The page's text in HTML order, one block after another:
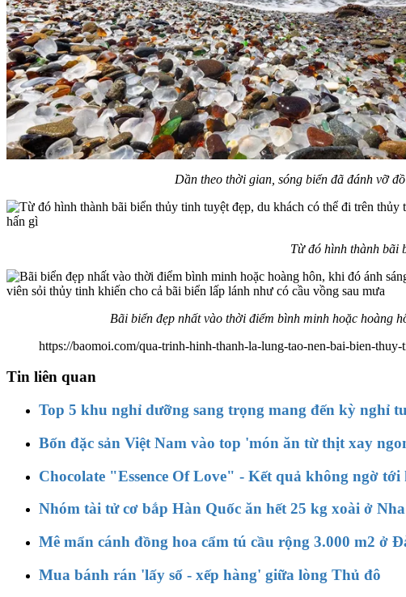
Dần theo thời gian, sóng biển đã đánh vỡ
Từ đó hình thành bãi
Bãi biển đẹp nhất vào thời điểm bình minh hoặc hoàng
https://baomoi.com/qua-trinh-hinh-thanh-la-lung-tao-nen-bai-bien-
Tin liên quan
Top 5 khu nghỉ dưỡng sang trọng mang đến kỳ nghỉ
Bốn đặc sản Việt Nam vào top 'món ăn từ thịt xay
Chocolate "Essence Of Love" - Kết quả không ngờ tới
Nhóm tài tử cơ bắp Hàn Quốc ăn hết 25 kg xoài ở
Mê mẩn cánh đồng hoa cẩm tú cầu rộng 3.000 m2 ở
Mua bánh rán 'lấy số - xếp hàng' giữa lòng Thủ đô